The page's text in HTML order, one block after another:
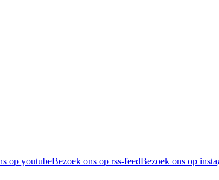
op youtubeBezoek ons op rss-feedBezoek ons op